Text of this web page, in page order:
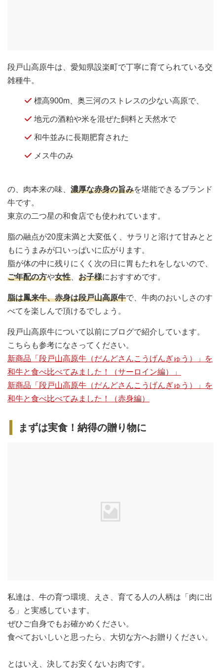
段戸山高原牛は、愛知県設楽町で丁寧に育てられている交
雑種牛。
標高900m、奥三河のストレスの少ない高原で、
地元の酒粕や米を混ぜた飼料と天然水で
和牛並みに長期肥育された
メス牛のみ
の、肉本来の味、 濃厚な赤身の旨みを堪能できるブランド
牛です。
東京の二つ星の和食店でも使われています。
脂の融点が20度未満と大変低く、サラリと溶けて甘みとと
もにうまみが口いっぱいに広がります。
脂が体の中に残りにくく次の日に胃もたれをしないので、
ご年配の方や女性 お子様におすすめです。
脂は鳳来牛、赤身は段戸山高原牛で、牛肉のおいしさのす
べてを楽しんで頂けるでしょう。
段戸山高原牛について以前にブログで紹介しています。
こちらも参考になさってください。
新商品「段戸山高原牛（だんどさんこうげんぎゅう）」を
和牛と食べ比べてみました！（サーロイン編）」
新商品「段戸山高原牛（だんどさんこうげんぎゅう）」を
和牛と食べ比べてみました！（赤身編）
まずは実食！納得の贈り物に
私達は、牛の育つ環境、えさ、育てる人の人柄は「肉に出
る」と実感しています。
ぜひご自身でもお確かめください。
食べておいしいと思ったら、大切な方へお贈りください。
とはいえ、決してお安くないお肉です。